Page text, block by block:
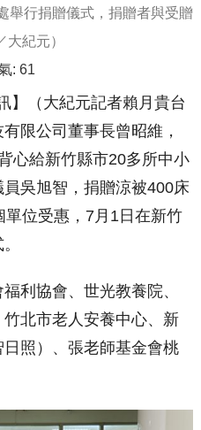
舉行捐贈儀式，捐贈者與受贈
紀元）
氣: 61
】（大紀元記者賴月貴台
限公司董事長曾昭維，
心給新竹縣市20多所中小
吳旭智，捐贈涼被400床
位受惠，7月1日在新竹
利協會、世光教養院、
北市老人安養中心、新
照）、張老師基金會桃